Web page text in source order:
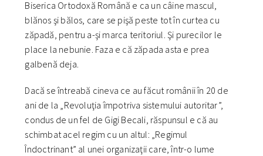
Biserica Ortodoxă Română e ca un câine mascul,
blănos şi bălos, care se pişă peste tot în curtea cu
zăpadă, pentru a-şi marca teritoriul. Şi purecilor le
place la nebunie. Faza e că zăpada asta e prea
galbenă deja.
Dacă se întreabă cineva ce au făcut românii în 20 de
ani de la „Revoluţia împotriva sistemului autoritar”,
condus de un fel de Gigi Becali, răspunsul e că au
schimbat acel regim cu un altul: „Regimul
Îndoctrinant” al unei organizaţii care, într-o lume